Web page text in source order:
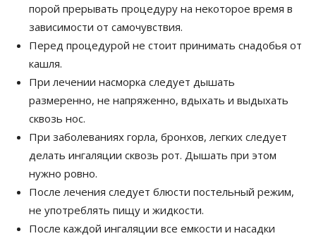
порой прерывать процедуру на некоторое время в
зависимости от самочувствия.
Перед процедурой не стоит принимать снадобья от
кашля.
При лечении насморка следует дышать
размеренно, не напряженно, вдыхать и выдыхать
сквозь нос.
При заболеваниях горла, бронхов, легких следует
делать ингаляции сквозь рот. Дышать при этом
нужно ровно.
После лечения следует блюсти постельный режим,
не употреблять пищу и жидкости.
После каждой ингаляции все емкости и насадки